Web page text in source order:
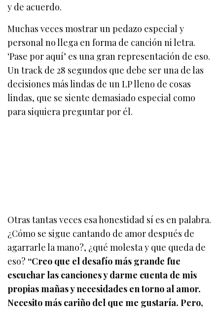
y de acuerdo.
Muchas veces mostrar un pedazo especial y
personal no llega en forma de canción ni letra.
‘Pase por aquí’ es una gran representación de eso.
Un track de 28 segundos que debe ser una de las
decisiones más lindas de un LP lleno de cosas
lindas, que se siente demasiado especial como
para siquiera preguntar por él.
Otras tantas veces esa honestidad sí es en palabra.
¿Cómo se sigue cantando de amor después de
agarrarle la mano?, ¿qué molesta y que queda de
eso? “Creo que el desafío más grande fue
escuchar las canciones y darme cuenta de mis
propias mañas y necesidades en torno al amor.
Necesito más cariño del que me gustaría. Pero,